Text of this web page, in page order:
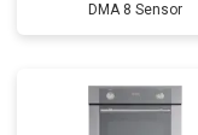
DMA 8 Sensor